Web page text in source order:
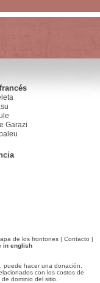
Garazi
de los frontones | Contacto |
in english
hacer una donación.
con los costos de
dominio del sitio.